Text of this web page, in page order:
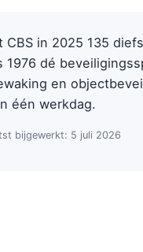
in 2025 135
1976 dé
en
één werkdag.
bijgewerkt: 5 juli 2026